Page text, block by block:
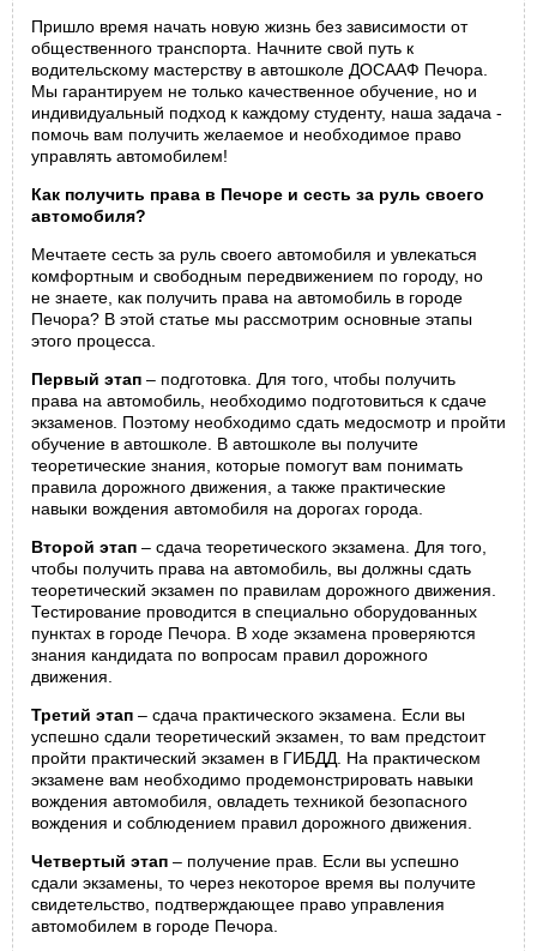
Пришло время начать новую жизнь без зависимости от
общественного транспорта. Начните свой путь к
водительскому мастерству в автошколе ДОСААФ Печора.
Мы гарантируем не только качественное обучение, но и
индивидуальный подход к каждому студенту, наша задача -
помочь вам получить желаемое и необходимое право
управлять автомобилем!
Как получить права в Печоре и сесть за руль своего
автомобиля?
Мечтаете сесть за руль своего автомобиля и увлекаться
комфортным и свободным передвижением по городу, но
не знаете, как получить права на автомобиль в городе
Печора? В этой статье мы рассмотрим основные этапы
этого процесса.
Первый этап – подготовка. Для того, чтобы получить
права на автомобиль, необходимо подготовиться к сдаче
экзаменов. Поэтому необходимо сдать медосмотр и пройти
обучение в автошколе. В автошколе вы получите
теоретические знания, которые помогут вам понимать
правила дорожного движения, а также практические
навыки вождения автомобиля на дорогах города.
Второй этап – сдача теоретического экзамена. Для того,
чтобы получить права на автомобиль, вы должны сдать
теоретический экзамен по правилам дорожного движения.
Тестирование проводится в специально оборудованных
пунктах в городе Печора. В ходе экзамена проверяются
знания кандидата по вопросам правил дорожного
движения.
Третий этап – сдача практического экзамена. Если вы
успешно сдали теоретический экзамен, то вам предстоит
пройти практический экзамен в ГИБДД. На практическом
экзамене вам необходимо продемонстрировать навыки
вождения автомобиля, овладеть техникой безопасного
вождения и соблюдением правил дорожного движения.
Четвертый этап – получение прав. Если вы успешно
сдали экзамены, то через некоторое время вы получите
свидетельство, подтверждающее право управления
автомобилем в городе Печора.